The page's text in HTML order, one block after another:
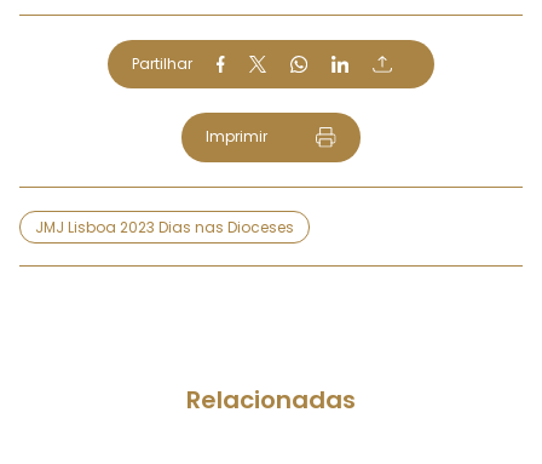
Partilhar
Imprimir
JMJ Lisboa 2023 Dias nas Dioceses
Relacionadas